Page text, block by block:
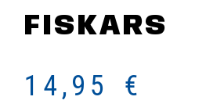
FISKARS
14,95 €